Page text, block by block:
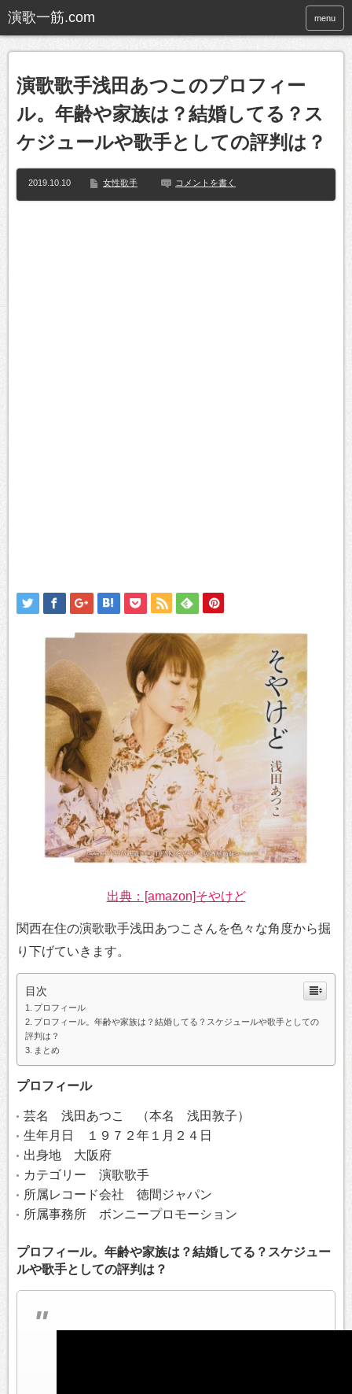
menu
演歌歌手浅田あつこのプロフィー
ル。年齢や家族は？結婚してる？ス
ケジュールや歌手としての評判は？
2019.10.10 女性歌手 コメントを書く
出典：[amazon]そやけど
関西在住の演歌歌手浅田あつこさんを色々な角度から掘
り下げていきます。
目次
プロフィール
プロフィール。年齢や家族は？結婚してる？スケジュールや歌手としての
評判は？
まとめ
プロフィール
芸名 浅田あつこ （本名 浅田敦子）
生年月日 １９７２年１月２４日
出身地 大阪府
カテゴリー 演歌歌手
所属レコード会社 徳間ジャパン
所属事務所 ボンニープロモーション
プロフィール。年齢や家族は？結婚してる？スケジュー
ルや歌手としての評判は？